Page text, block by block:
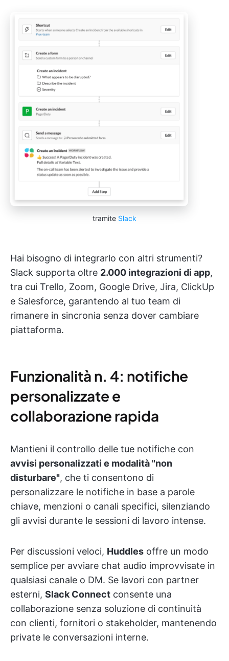
tramite Slack
Hai bisogno di integrarlo con altri strumenti?
Slack supporta oltre 2.000 integrazioni di app,
tra cui Trello, Zoom, Google Drive, Jira, ClickUp
e Salesforce, garantendo al tuo team di
rimanere in sincronia senza dover cambiare
piattaforma.
Funzionalità n. 4: notifiche
personalizzate e
collaborazione rapida
Mantieni il controllo delle tue notifiche con
avvisi personalizzati e modalità "non
disturbare", che ti consentono di
personalizzare le notifiche in base a parole
chiave, menzioni o canali specifici, silenziando
gli avvisi durante le sessioni di lavoro intense.
Per discussioni veloci, Huddles offre un modo
semplice per avviare chat audio improvvisate in
qualsiasi canale o DM. Se lavori con partner
esterni, Slack Connect consente una
collaborazione senza soluzione di continuità
con clienti, fornitori o stakeholder, mantenendo
private le conversazioni interne.